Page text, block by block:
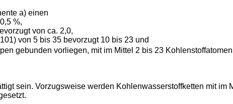
a) einen
%,
von ca. 2,0,
von 5 bis 35 bevorzugt 10 bis 23 und
gebunden vorliegen, mit im Mittel 2 bis 23
sein. Vorzugsweise werden Kohlenwasserstoffketten mit im